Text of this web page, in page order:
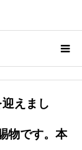
えまし
物です。本